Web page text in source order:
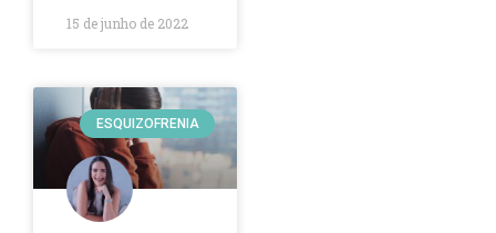
15 de junho de 2022
ESQUIZOFRENIA